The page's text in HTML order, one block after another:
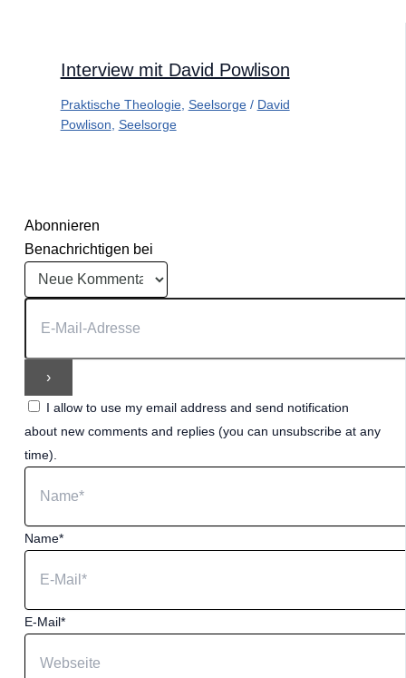
Interview mit David Powlison
Praktische Theologie, Seelsorge/ David
Powlison Seelsorge
Abonnieren
Benachrichtigen bei
I allow to use my email address and send notification
about new comments and replies (you can unsubscribe at any
time).
Name*
E-Mail*